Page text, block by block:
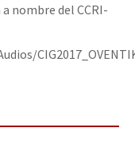
nombre del CCRI-